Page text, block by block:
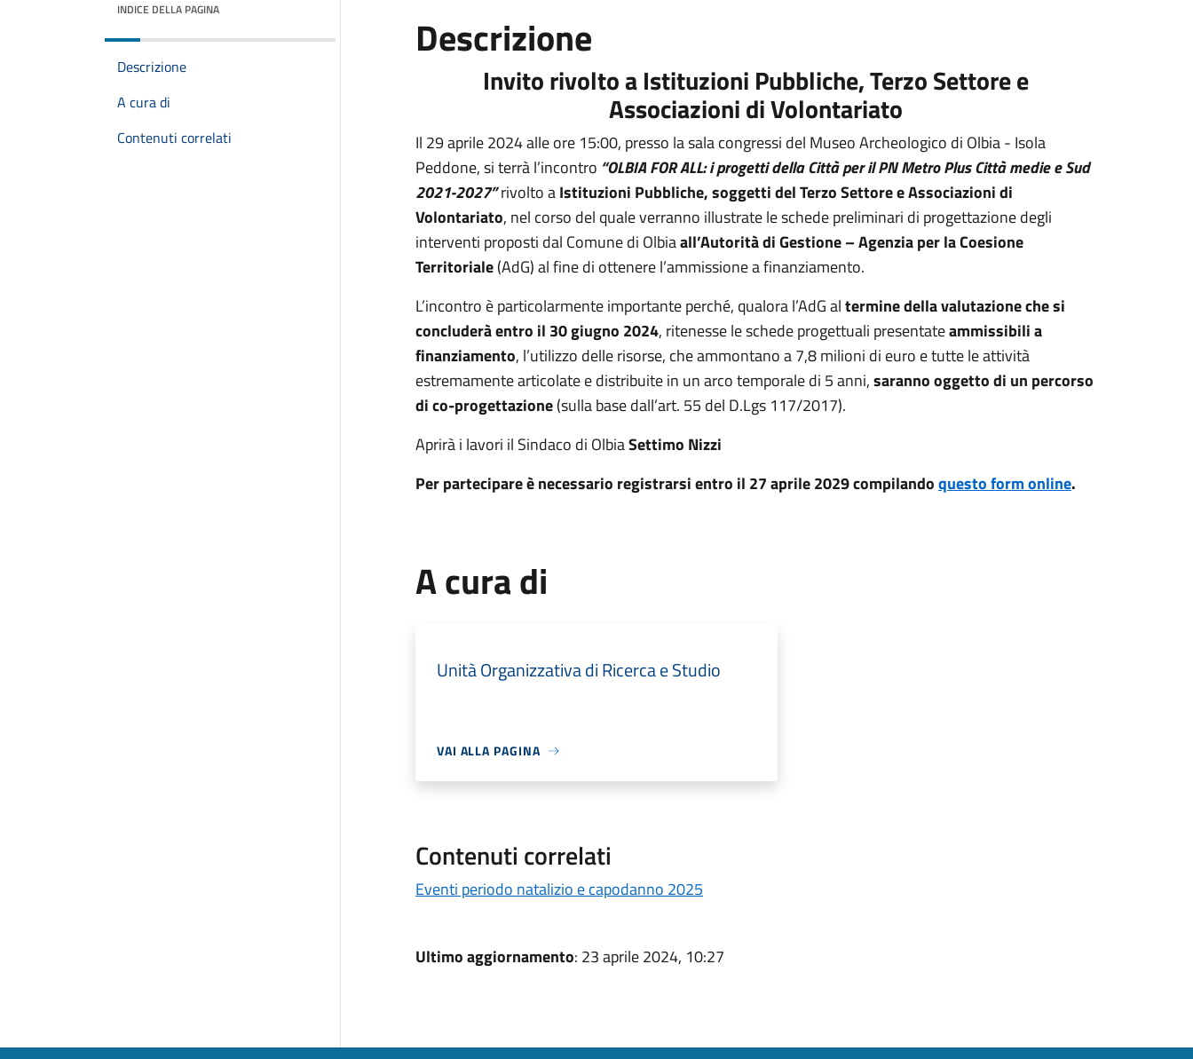
INDICE DELLA PAGINA
Descrizione
A cura di
Contenuti correlati
Descrizione
Invito rivolto a Istituzioni Pubbliche, Terzo Settore e
Associazioni di Volontariato
Il 29 aprile 2024 alle ore 15:00, presso la sala congressi del Museo Archeologico di Olbia - Isola
Peddone, si terrà l’incontro “OLBIA FOR ALL: i progetti della Città per il PN Metro Plus Città medie e Sud
2021-2027”rivolto aIstituzioni Pubbliche, soggetti del Terzo Settore e Associazioni di
Volontariato, nel corso del quale verranno illustrate le schede preliminari di progettazione degli
interventi proposti dal Comune di Olbiaall’Autorità di Gestione – Agenzia per la Coesione
Territoriale(AdG) al fine di ottenere l’ammissione a finanziamento.
L’incontro è particolarmente importante perché, qualora l’AdG altermine della valutazione che si
concluderà entro il 30 giugno 2024, ritenesse le schede progettuali presentateammissibili a
finanziamento, l’utilizzo delle risorse, che ammontano a 7,8 milioni di euro e tutte le attività
estremamente articolate e distribuite in un arco temporale di 5 anni,saranno oggetto di un percorso
di co-progettazione(sulla base dall’art. 55 del D.Lgs 117/2017).
Aprirà i lavori il Sindaco di OlbiaSettimo Nizzi
Per partecipare è necessario registrarsi entro il 27 aprile 2029 compilandoquesto form online.
A cura di
Unità Organizzativa di Ricerca e Studio
VAI ALLA PAGINA
Contenuti correlati
Eventi periodo natalizio e capodanno 2025
Ultimo aggiornamento: 23 aprile 2024, 10:27